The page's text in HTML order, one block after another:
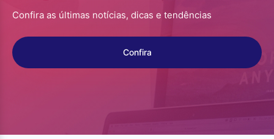
Confira as últimas notícias, dicas e tendências
Confira